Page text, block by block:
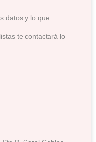
datos y lo que
te contactará lo